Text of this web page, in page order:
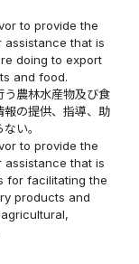
to provide the
that is
doing to export
and food.
う農林水産物及び食
報の提供、指導、助
い。
to provide the
that is
for facilitating the
products and